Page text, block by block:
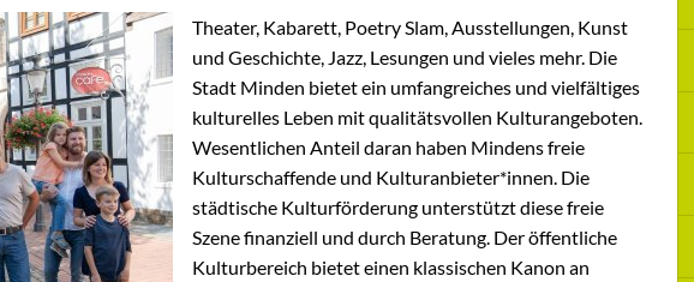
Theater, Kabarett, Poetry Slam, Ausstellungen, Kunst
und Geschichte, Jazz, Lesungen und vieles mehr. Die
Stadt Minden bietet ein umfangreiches und vielfältiges
kulturelles Leben mit qualitätsvollen Kulturangeboten.
Wesentlichen Anteil daran haben Mindens freie
Kulturschaffende und Kulturanbieter*innen. Die
städtische Kulturförderung unterstützt diese freie
Szene finanziell und durch Beratung. Der öffentliche
Kulturbereich bietet einen klassischen Kanon an